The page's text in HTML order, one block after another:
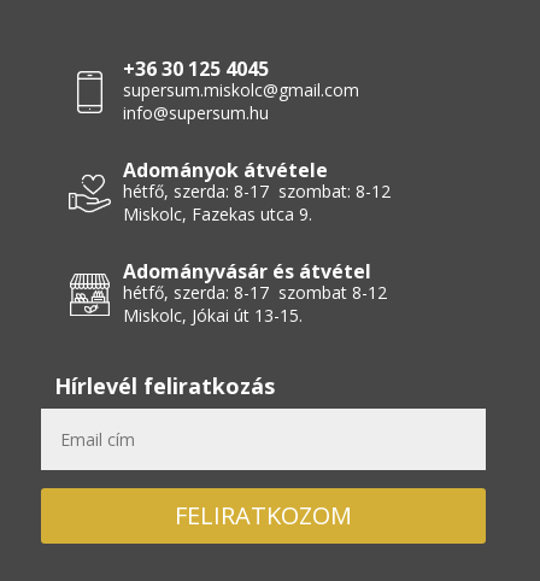
+36 30 125 4045
supersum.miskolc@gmail.com
info@supersum.hu
Adományok átvétele
hétfő, szerda: 8-17 szombat: 8-12
Miskolc, Fazekas utca 9.
Adományvásár és átvétel
hétfő, szerda: 8-17 szombat 8-12
Miskolc, Jókai út 13-15.
Hírlevél feliratkozás
FELIRATKOZOM